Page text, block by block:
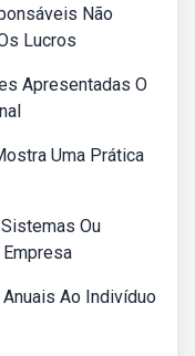
Não
Lucros
Apresentadas O
Uma Prática
Ou
Ao Indivíduo